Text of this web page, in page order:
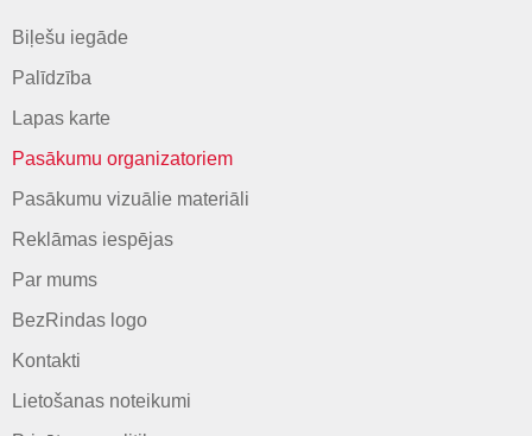
Biļešu iegāde
Palīdzība
Lapas karte
Pasākumu organizatoriem
Pasākumu vizuālie materiāli
Reklāmas iespējas
Par mums
BezRindas logo
Kontakti
Lietošanas noteikumi